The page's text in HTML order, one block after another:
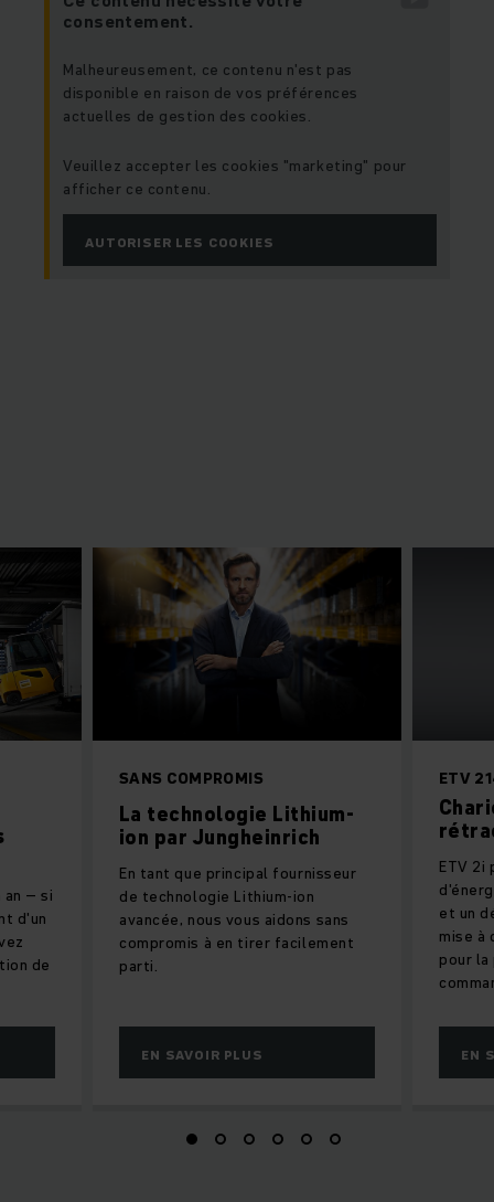
consentement.
Malheureusement, ce contenu n'est pas
disponible en raison de vos préférences
actuelles de gestion des cookies.
Veuillez accepter les cookies "marketing" pour
afficher ce contenu.
AUTORISER LES COOKIES
SANS COMPROMIS
La technologie Lithium-
ion par Jungheinrich
En tant que principal fournisseur
de technologie Lithium-ion
avancée, nous vous aidons sans
compromis à en tirer facilement
parti.
EN SAVOIR PLUS
ETV
ETV 2i
et un
mise
pour
EN
an – si
d'un
de